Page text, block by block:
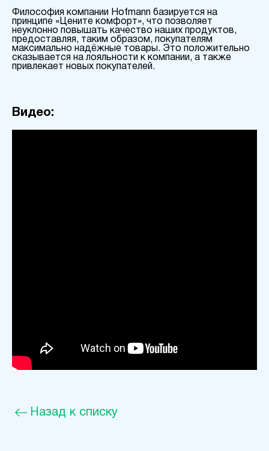
Философия компании Hofmann базируется на
принципе «Цените комфорт», что позволяет
неуклонно повышать качество наших продуктов,
предоставляя, таким образом, покупателям
максимально надёжные товары. Это положительно
сказывается на лояльности к компании, а также
привлекает новых покупателей.
Видео:
Назад к списку